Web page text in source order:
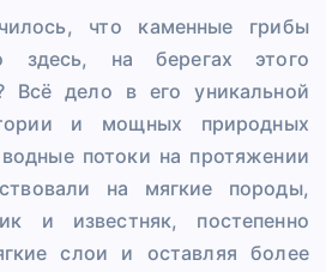
что каменные грибы
здесь, на берегах этого
Всё дело в его уникальной
и мощных природных
потоки на протяжении
на мягкие породы,
и известняк, постепенно
слои и оставляя более